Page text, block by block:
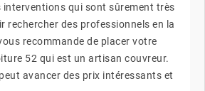
interventions qui sont sûrement très
rechercher des professionnels en la
recommande de placer votre
52 qui est un artisan couvreur.
avancer des prix intéressants et